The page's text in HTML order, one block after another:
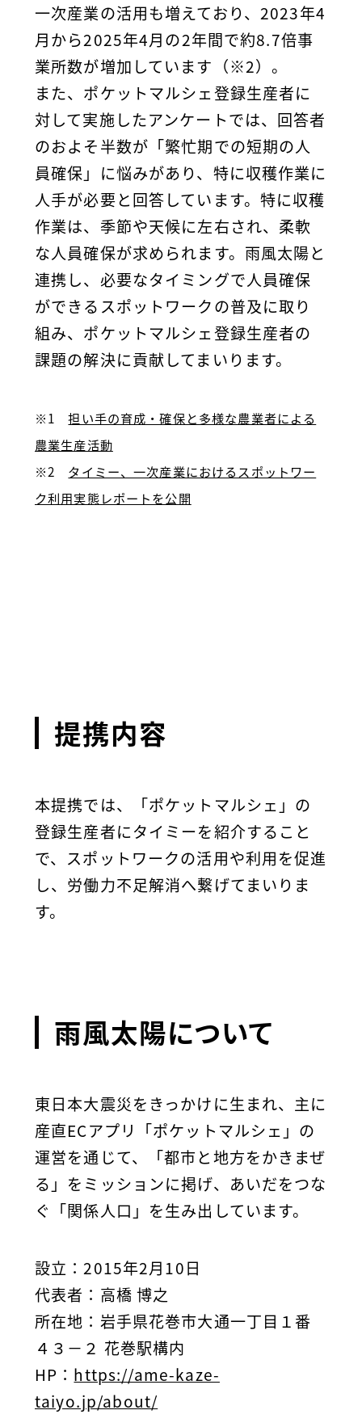
一次産業の活用も増えており、2023年4
月から2025年4月の2年間で約8.7倍事
業所数が増加しています（※2）。
また、ポケットマルシェ登録生産者に
対して実施したアンケートでは、回答者
のおよそ半数が「繁忙期での短期の人
員確保」に悩みがあり、特に収穫作業に
人手が必要と回答しています。特に収穫
作業は、季節や天候に左右され、柔軟
な人員確保が求められます。雨風太陽と
連携し、必要なタイミングで人員確保
ができるスポットワークの普及に取り
組み、ポケットマルシェ登録生産者の
課題の解決に貢献してまいります。
※1担い手の育成・確保と多様な農業者による
農業生産活動
※2 タイミー、一次産業におけるスポットワー
ク利用実態レポートを公開
提携内容
本提携では、「ポケットマルシェ」の
登録生産者にタイミーを紹介すること
で、スポットワークの活用や利用を促進
し、労働力不足解消へ繋げてまいりま
す。
雨風太陽について
東日本大震災をきっかけに生まれ、主に
産直ECアプリ「ポケットマルシェ」の
運営を通じて、「都市と地方をかきまぜ
る」をミッションに掲げ、あいだをつな
ぐ「関係人口」を生み出しています。
設立：2015年2月10日
代表者： 高橋 博之
所在地： 岩手県花巻市大通一丁目１番
４３－２ 花巻駅構内
HP： https://ame-kaze-
taiyo.jp/about/